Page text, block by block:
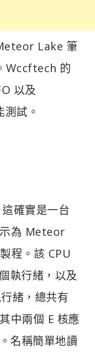
Lake 筆
Wccftech 的
以及
試。
確實是一台
為 Meteor
程。該 CPU
執行緒，以及
緒，總共有
中兩個 E 核應
名稱簡單地讀